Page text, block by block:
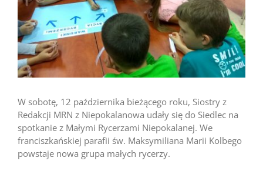
W sobotę, 12 października bieżącego roku, Siostry z
Redakcji MRN z Niepokalanowa udały się do Siedlec na
spotkanie z Małymi Rycerzami Niepokalanej. We
franciszkańskiej parafii św. Maksymiliana Marii Kolbego
powstaje nowa grupa małych rycerzy.